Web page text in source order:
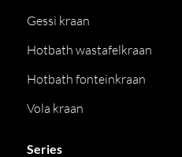
Gessi kraan
Hotbath wastafelkraan
Hotbath fonteinkraan
Vola kraan
Series